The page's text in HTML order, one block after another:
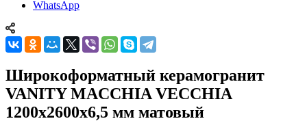
WhatsApp
Широкоформатный керамогранит
VANITY MACCHIA VECCHIA
1200x2600x6,5 мм матовый